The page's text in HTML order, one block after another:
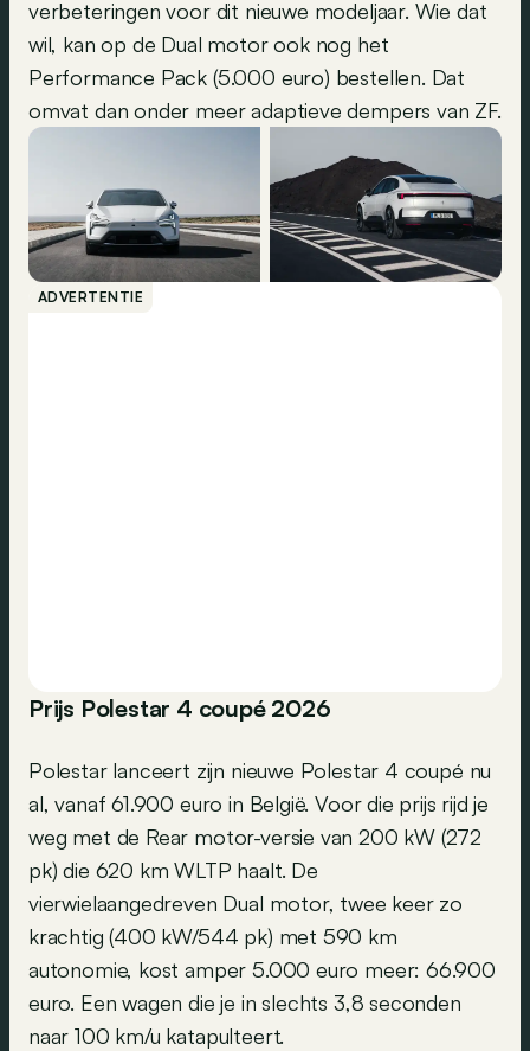
verbeteringen voor dit nieuwe modeljaar. Wie dat
wil, kan op de Dual motor ook nog het
Performance Pack (5.000 euro) bestellen. Dat
omvat dan onder meer adaptieve dempers van ZF.
ADVERTENTIE
Prijs Polestar 4 coupé 2026
Polestar lanceert zijn nieuwe Polestar 4 coupé nu
al, vanaf 61.900 euro in België. Voor die prijs rijd je
weg met de Rear motor-versie van 200 kW (272
pk) die 620 km WLTP haalt. De
vierwielaangedreven Dual motor, twee keer zo
krachtig (400 kW/544 pk) met 590 km
autonomie, kost amper 5.000 euro meer: 66.900
euro. Een wagen die je in slechts 3,8 seconden
naar 100 km/u katapulteert.